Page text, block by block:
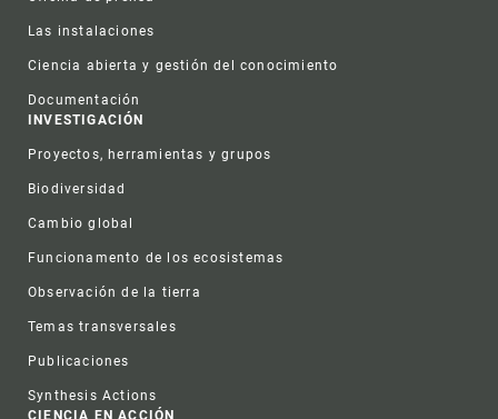
Las instalaciones
Ciencia abierta y gestión del conocimiento
Documentación
INVESTIGACIÓN
Proyectos, herramientas y grupos
Biodiversidad
Cambio global
Funcionamento de los ecosistemas
Observación de la tierra
Temas transversales
Publicaciones
Synthesis Actions
CIENCIA EN ACCIÓN